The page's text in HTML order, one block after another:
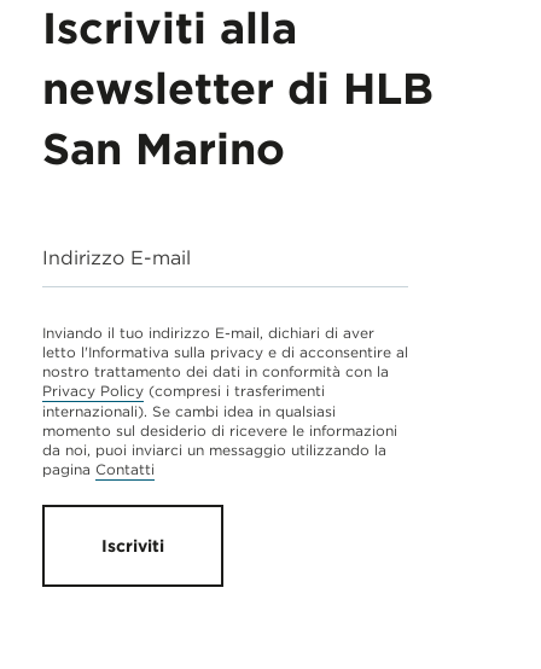
Iscriviti alla
newsletter di HLB
San Marino
Indirizzo E-mail
Inviando il tuo indirizzo E-mail, dichiari di aver
letto l'Informativa sulla privacy e di acconsentire al
nostro trattamento dei dati in conformità con la
Privacy Policy (compresi i trasferimenti
internazionali). Se cambi idea in qualsiasi
momento sul desiderio di ricevere le informazioni
da noi, puoi inviarci un messaggio utilizzando la
pagina Contatti
Iscriviti